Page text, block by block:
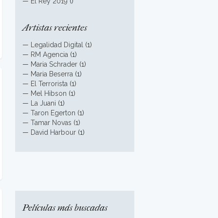
Artistas recientes
— Legalidad Digital
(1)
— RM Agencia (1)
— Maria Schrader (1)
— Maria Beserra (1)
— El Terrorista (1)
— Mel Hibson (1)
—
La Juani (1)
— Taron Egerton (1)
— Tamar Novas (1)
— David Harbour (1)
Películas más buscadas